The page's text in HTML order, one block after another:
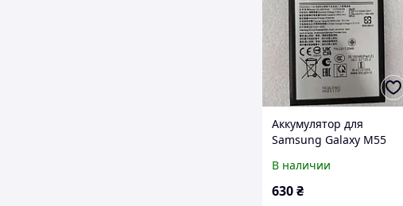
Аккумулятор для
Samsung Galaxy M55
mAh,Original PRC
В наличии
630₴